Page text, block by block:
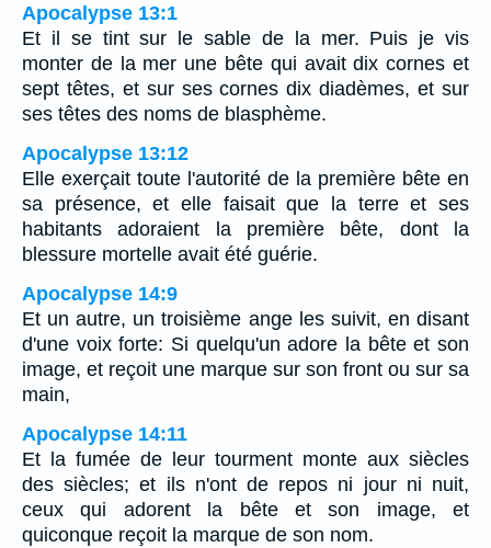
Apocalypse 13:1
Et il se tint sur le sable de la mer. Puis je vis
monter de la mer une bête qui avait dix cornes et
sept têtes, et sur ses cornes dix diadèmes, et sur
ses têtes des noms de blasphème.
Apocalypse 13:12
Elle exerçait toute l'autorité de la première bête en
sa présence, et elle faisait que la terre et ses
habitants adoraient la première bête, dont la
blessure mortelle avait été guérie.
Apocalypse 14:9
Et un autre, un troisième ange les suivit, en disant
d'une voix forte: Si quelqu'un adore la bête et son
image, et reçoit une marque sur son front ou sur sa
main,
Apocalypse 14:11
Et la fumée de leur tourment monte aux siècles
des siècles; et ils n'ont de repos ni jour ni nuit,
ceux qui adorent la bête et son image, et
quiconque reçoit la marque de son nom.